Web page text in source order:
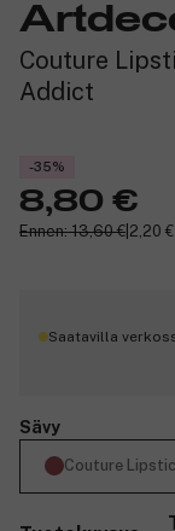
Couture
Addict
-35%
8,80 €
Ennen: 13,60 € 2,20
Saatavilla
Sävy
Couture